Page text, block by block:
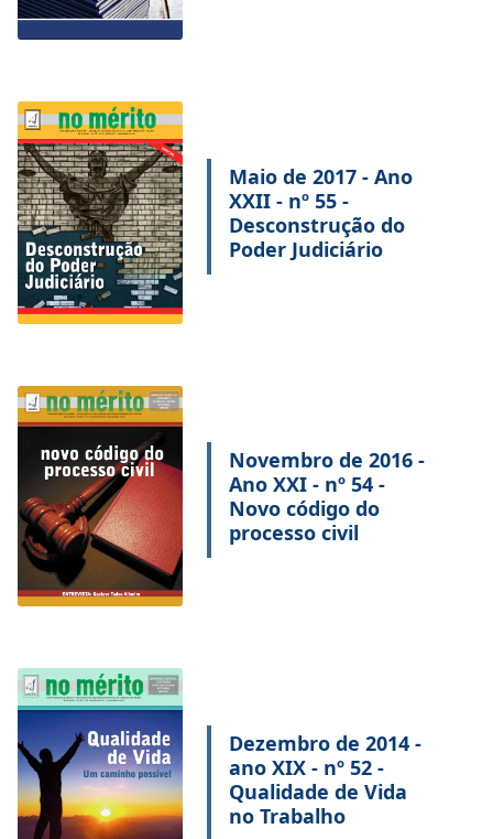
Maio de 2017 - Ano
XXII - nº 55 -
Desconstrução do
Poder Judiciário
Novembro de 2016 -
Ano XXI - nº 54 -
Novo código do
processo civil
Dezembro de 2014 -
ano XIX - nº 52 -
Qualidade de Vida
no Trabalho